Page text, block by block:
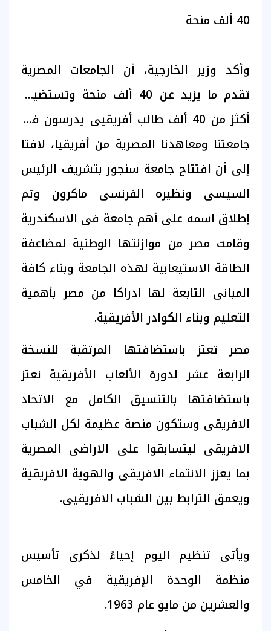
40 ألف منحة
وأكد وزير الخارجية، أن الجامعات المصرية
تقدم ما يزيد عن 40 ألف منحة وتستضيف
أكثز من 40 ألف طالب أفريقيى يدرسون فى
جامعتنا ومعاهدنا المصرية من أفريقيا، لافتا
إلى أن افتتاح جامعة سنجور بتشريف الرئيس
السيسى ونظيره الفرنسى ماكرون وتم
إطلاق اسمه على أهم جامعة فى الاسكندرية
وقامت مصر من موازنتها الوطنية لمضاعفة
الطاقة الاستيعابية لهذه الجامعة وبناء كافة
المبانى التابعة لها ادراكا من مصر بأهمية
التعليم وبناء الكوادر الأفريقية.
مصر تعتز باستضافتها المرتقبة للنسخة
الرابعة عشر لدورة الألعاب الأفريقية نعتز
باستضافتها بالتنسيق الكامل مع الاتحاد
الافريقى وستكون منصة عظيمة لكل الشباب
الافريقى ليتسابقوا على الاراضى المصرية
بما يعزز الانتماء الافريقى والهوية الافريقية
ويعمق الترابط بين الشباب الافريقيى.
ويأتى تنظيم اليوم إحياءً لذكرى تأسيس
منظمة الوحدة الإفريقية في الخامس
والعشرين من مايو عام 1963.